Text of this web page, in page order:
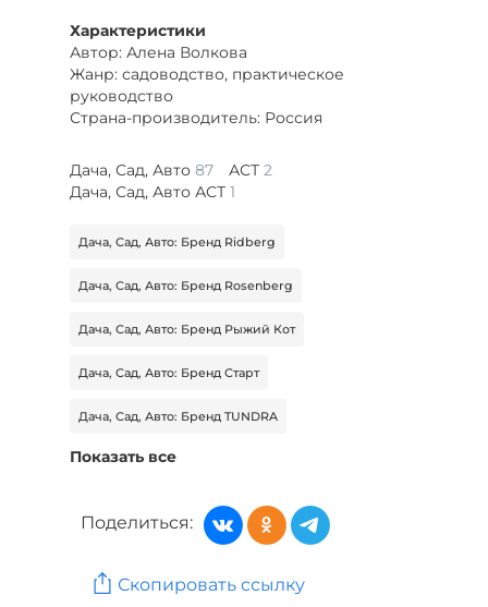
Характеристики
Автор: Алена Волкова
Жанр: садоводство, практическое
руководство
Страна-производитель: Россия
Дача, Сад, Авто 87 АСТ 2
Дача, Сад, Авто АСТ 1
Дача, Сад, Авто: Бренд Ridberg
Дача, Сад, Авто: Бренд Rosenberg
Дача, Сад, Авто: Бренд Рыжий Кот
Дача, Сад, Авто: Бренд Старт
Дача, Сад, Авто: Бренд TUNDRA
Дача, Сад, Авто: Бренд ZION
Дача, Сад, Авто: Бренд АСТ
Товары для дома: Бренд Приомин
Товары для дома: Бренд Репка
Показать все
Поделиться:
Скопировать ссылку